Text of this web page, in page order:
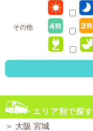
その他
エリア別で探す
＞ 大阪 宮城